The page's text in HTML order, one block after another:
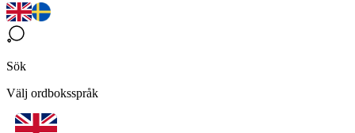
Sök
Välj ordboksspråk